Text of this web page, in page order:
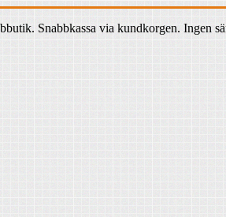
Snabbkassa via kundkorgen. Ingen